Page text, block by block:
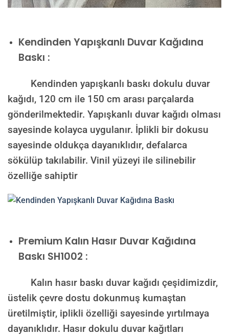
Kendinden Yapışkanlı Duvar Kağıdına
Baskı :
Kendinden yapışkanlı baskı dokulu duvar
kağıdı, 120 cm ile 150 cm arası parçalarda
gönderilmektedir. Yapışkanlı duvar kağıdı olması
sayesinde kolayca uygulanır. İplikli bir dokusu
sayesinde oldukça dayanıklıdır, defalarca
sökülüp takılabilir. Vinil yüzeyi ile silinebilir
özelliğe sahiptir
Premium Kalın Hasır Duvar Kağıdına
Baskı SH1002 :
Kalın hasır baskı duvar kağıdı çeşidimizdir,
üstelik çevre dostu dokunmuş kumaştan
üretilmiştir, iplikli özelliği sayesinde yırtılmaya
dayanıklıdır. Hasır dokulu duvar kağıtları